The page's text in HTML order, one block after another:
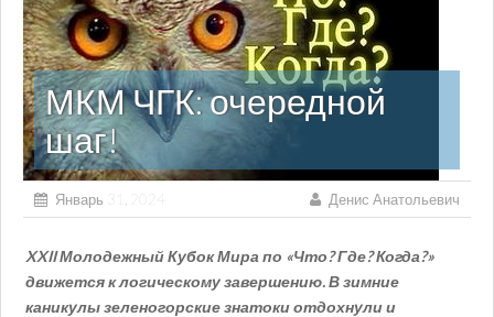
МКМ ЧГК: очередной
шаг!
Январь 31, 2024 Денис Анатольевич
XXIIМолодежный Кубок Мира по «Что? Где? Когда?»
движется к логическому завершению.В зимние
каникулы зеленогорские знатоки отдохнули и